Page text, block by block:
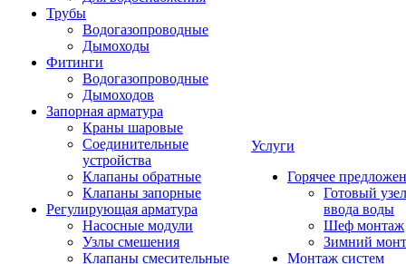
Трубы
Водогазопроводные
Дымоходы
Фитинги
Водогазопроводные
Дымоходов
Запорная арматура
Краны шаровые
Соединительные
устройства
Клапаны обратные
Клапаны запорные
Регулирующая арматура
Насосные модули
Узлы смешения
Клапаны смесительные
Услуги
Горячее
Готовый узел
ввода воды
Шеф монтаж
Зимний
Монтаж систем